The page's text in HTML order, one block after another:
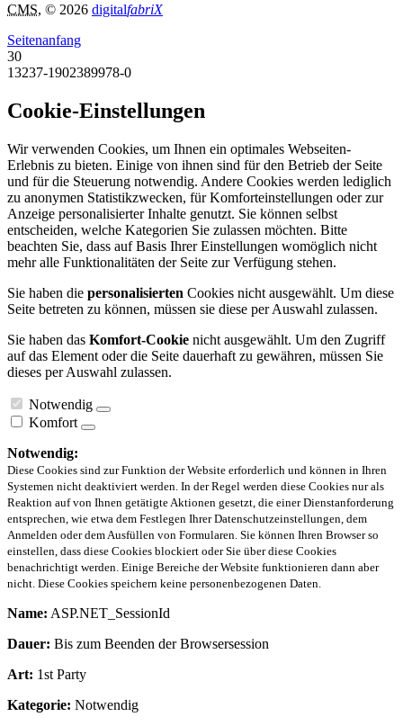
CMS, © 2026 digitalfabriX
Seitenanfang
30
13237-1902389978-0
Cookie-Einstellungen
Wir verwenden Cookies, um Ihnen ein optimales Webseiten-
Erlebnis zu bieten. Einige von ihnen sind für den Betrieb der Seite
und für die Steuerung notwendig. Andere Cookies werden lediglich
zu anonymen Statistikzwecken, für Komforteinstellungen oder zur
Anzeige personalisierter Inhalte genutzt. Sie können selbst
entscheiden, welche Kategorien Sie zulassen möchten. Bitte
beachten Sie, dass auf Basis Ihrer Einstellungen womöglich nicht
mehr alle Funktionalitäten der Seite zur Verfügung stehen.
Sie haben die personalisierten Cookies nicht ausgewählt. Um diese
Seite betreten zu können, müssen sie diese per Auswahl zulassen.
Sie haben das Komfort-Cookie nicht ausgewählt. Um den Zugriff
auf das Element oder die Seite dauerhaft zu gewähren, müssen Sie
dieses per Auswahl zulassen.
Notwendig
Komfort
Notwendig:
Diese Cookies sind zur Funktion der Website erforderlich und können in Ihren
Systemen nicht deaktiviert werden. In der Regel werden diese Cookies nur als
Reaktion auf von Ihnen getätigte Aktionen gesetzt, die einer Dienstanforderung
entsprechen, wie etwa dem Festlegen Ihrer Datenschutzeinstellungen, dem
Anmelden oder dem Ausfüllen von Formularen. Sie können Ihren Browser so
einstellen, dass diese Cookies blockiert oder Sie über diese Cookies
benachrichtigt werden. Einige Bereiche der Website funktionieren dann aber
nicht. Diese Cookies speichern keine personenbezogenen Daten.
Name: ASP.NET_SessionId
Dauer: Bis zum Beenden der Browsersession
Art: 1st Party
Kategorie: Notwendig